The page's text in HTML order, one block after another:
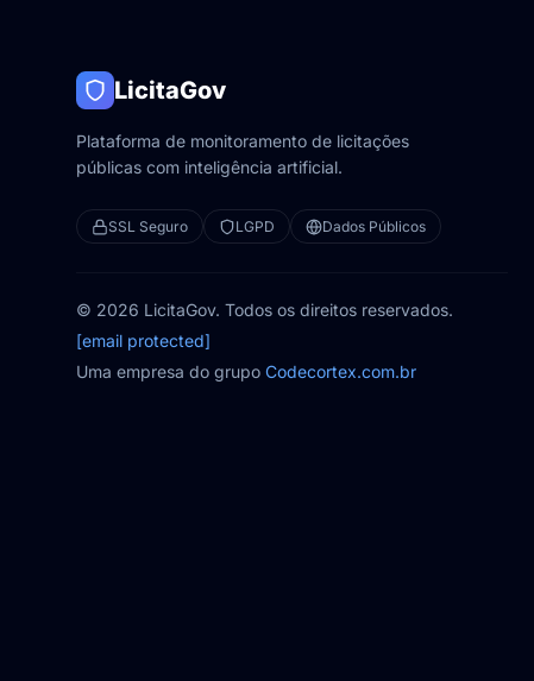
LicitaGov
Plataforma de monitoramento de licitações
públicas com inteligência artificial.
SSL Seguro LGPD Dados Públicos
© 2026 LicitaGov. Todos os direitos reservados.
[email protected]
Uma empresa do grupo Codecortex.com.br